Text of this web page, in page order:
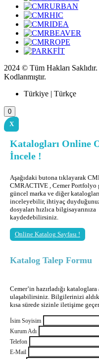
2024 © Tüm Hakları Saklıdır.
Kodlanmıştır.
Türkiye | Türkçe
0
X
Katalogları Online
İncele !
Aşağıdaki butona tıklayarak
CMRACTIVE , Cemer Portfolyo
güncel marka ve diğer
inceleyebilir, ihtiyaç
dosyaları hızlıca bilgisayarınıza
kaydedebilirsiniz.
Online Katalog Sayfası !
Katalog Talep Formu
Cemer’in hazırladığı
ulaşabilirsiniz. Bilgilerinizi
kısa sürede sizinle iletişime
İsim Soyisim
Kurum Adı
Telefon
E-Mail